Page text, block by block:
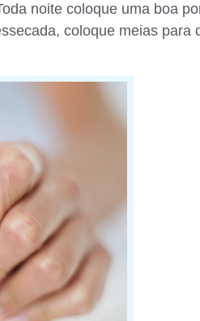
noite coloque uma boa
coloque meias para